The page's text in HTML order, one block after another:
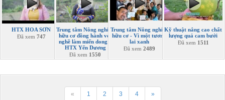
HTX HOA SƠN
Đã xem 747
Trung tâm Nông nghiệp
hữu cơ đồng hành với
nghề làm miến dong ở
HTX Yến Dương
Đã xem 1550
Trung tâm Nông nghiệp
hữu cơ - Vì một tương
lai xanh
Đã xem 2489
Kỹ thuật nâng cao chất
lượng quả cam bưởi
Đã xem 1511
« 1 2 3 4 »